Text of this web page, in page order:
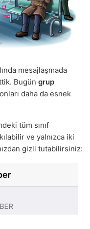
mesajlaşmada
Bugün grup
daha da esnek
tüm sınıf
ve yalnızca iki
gizli tutabilirsiniz: